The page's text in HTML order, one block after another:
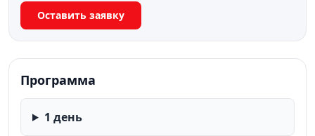
Оставить заявку
Программа
1 день